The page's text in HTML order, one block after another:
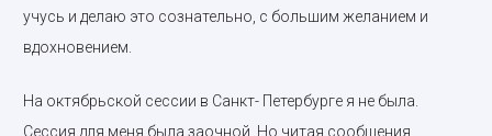
учусь и делаю это сознательно, с большим желанием и
вдохновением.
На октябрьской сессии в Санкт- Петербурге я не была.
Сессия для меня была заочной. Но читая сообщения